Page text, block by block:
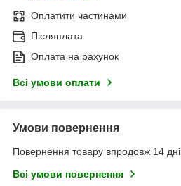
Оплатити частинами
Післяплата
Оплата на рахунок
Всі умови оплати
Умови повернення
Повернення товару впродовж 14
Всі умови повернення